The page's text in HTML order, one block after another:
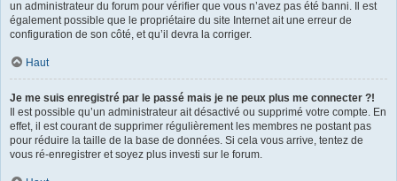
un administrateur du forum pour vérifier que vous n’avez pas été banni. Il est
également possible que le propriétaire du site Internet ait une erreur de
configuration de son côté, et qu’il devra la corriger.
Haut
Je me suis enregistré par le passé mais je ne peux plus me connecter ?!
Il est possible qu’un administrateur ait désactivé ou supprimé votre compte. En
effet, il est courant de supprimer régulièrement les membres ne postant pas
pour réduire la taille de la base de données. Si cela vous arrive, tentez de
vous ré-enregistrer et soyez plus investi sur le forum.